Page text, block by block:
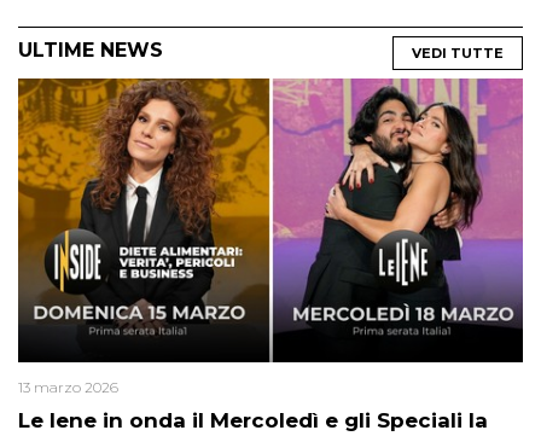
ULTIME NEWS VEDI TUTTE
Le Iene in onda il Mercoledì e gli Speciali la
13 marzo 2026